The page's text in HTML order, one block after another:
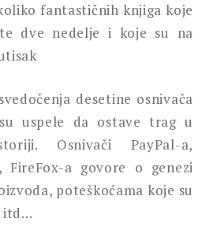
fantastičnih knjiga koje
dve nedelje i koje su na
desetine osnivača
uspele da ostave trag u
Osnivači PayPal-a,
FireFox-a govore o genezi
poteškoćama koje su
itd…